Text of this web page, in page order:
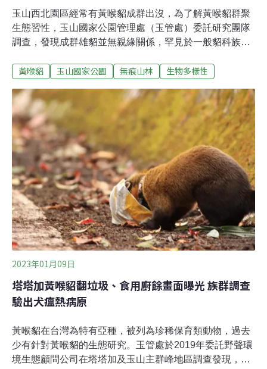
玉山西北園區經常有黃喉貂成群出沒，為了解黃喉貂群聚
生態習性，玉山國家公園管理處（玉管處）委託研究團隊
調查，發現成群雄貂並無親緣關係，罕見於一般貂科族群
特有亞種，歸類為珍貴稀有保育類野生動物，同時在《台
範圍於海拔300至3900公尺的原始森林，其中又以中海拔
最為常見。為了解黃喉貂群聚生態習性，玉管處委託野聲
環境生態顧問公司進行調查，2019至2022年透過捕捉個體
繫放追蹤群聚性別，並與台灣大學動物科學技術學系研究
員朱有田合作進行親緣鑑定。研究發現，成群的雄貂並沒
有任何親緣關係；而繫放的雌貂個體多為單獨行動，僅在
10至12月繁殖期才會發現成年雄、雌貂有同群情形，但同
群時間並不長。玉管處指出，玉山西北園區中，由無親緣
關係的雄性黃喉貂出現結盟現象，與一般貂科動物行為有
黃喉貂 玉山國家公園 無痕山林 生物多樣性
2023年01月09日
塔塔加黃喉貂翻垃圾、食用廚餘畫面曝光 族群調查
驗出犬瘟熱病原
黃喉貂在台灣為特有亞種，被列為珍稀保育類動物，過去
少有針對黃喉貂的生態研究。玉管處於2019年委託野聲環
境生態顧問公司在塔塔加及玉山主群峰地區調查發現，雖